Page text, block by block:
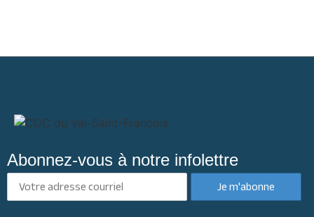
Abonnez-vous à notre infolettre